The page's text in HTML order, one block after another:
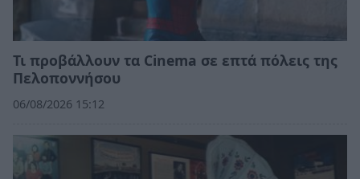
Τι προβάλλουν τα Cinema σε επτά πόλεις της
Πελοποννήσου
06/08/2026 15:12